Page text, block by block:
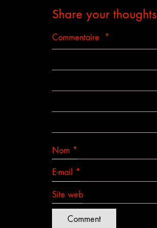
Share your thoughts
Commentaire *
Nom *
E-mail *
Site web